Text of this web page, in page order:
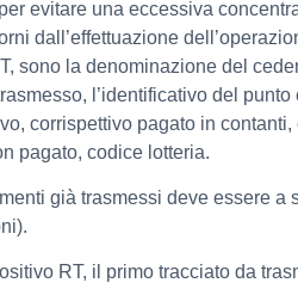
evitare una eccessiva
dall’effettuazione
sono la denominazione del
l’identificativo del
corrispettivo pagato in
pagato, codice lotteria.
già trasmessi deve essere a
RT, il primo tracciato da